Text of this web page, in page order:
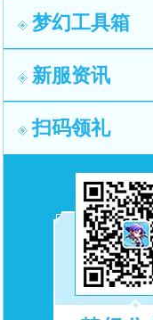
梦幻工具箱
新服资讯
扫码领礼